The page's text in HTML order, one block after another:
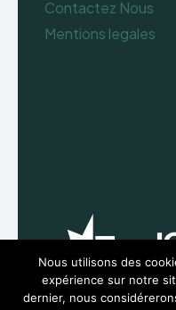
Contactez Nous
Mentions legales
Nous utilisons des
expérience sur notre
dernier, nous